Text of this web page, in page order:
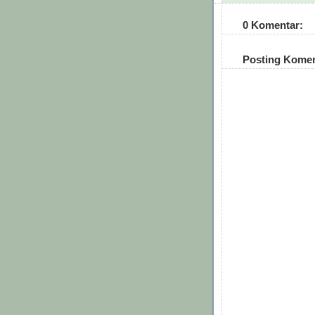
0 Komentar:
Posting